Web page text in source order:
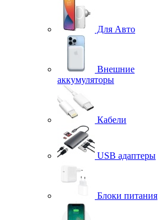
Для Авто
Внешние
аккумуляторы
Кабели
USB адаптеры
Блоки питания